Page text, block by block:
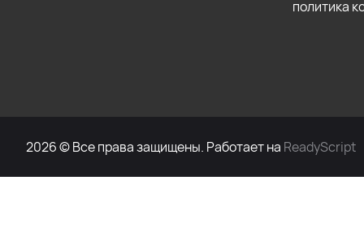
политика
2026 © Все права защищены. Работает на ReadyScript